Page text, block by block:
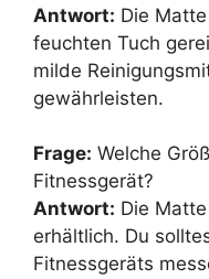
Antwort: Die
feuchten Tuch
milde
gewährleisten.
Frage: Welche
Fitnessgerät?
Antwort: Die
erhältlich. Du
Fitnessgeräts